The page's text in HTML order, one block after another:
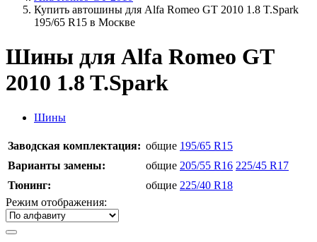
Купить автошины для Alfa Romeo GT 2010 1.8 T.Spark
195/65 R15 в Москве
Шины для Alfa Romeo GT
2010 1.8 T.Spark
Шины
Заводская комплектация: общие 195/65 R15
Варианты замены:
общие 205/55 R16 225/45 R17
Тюнинг:
общие 225/40 R18
Режим отображения: